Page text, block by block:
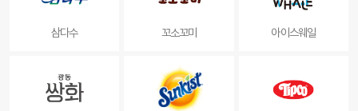
삼다수 꼬소꼬미 아이스웨일